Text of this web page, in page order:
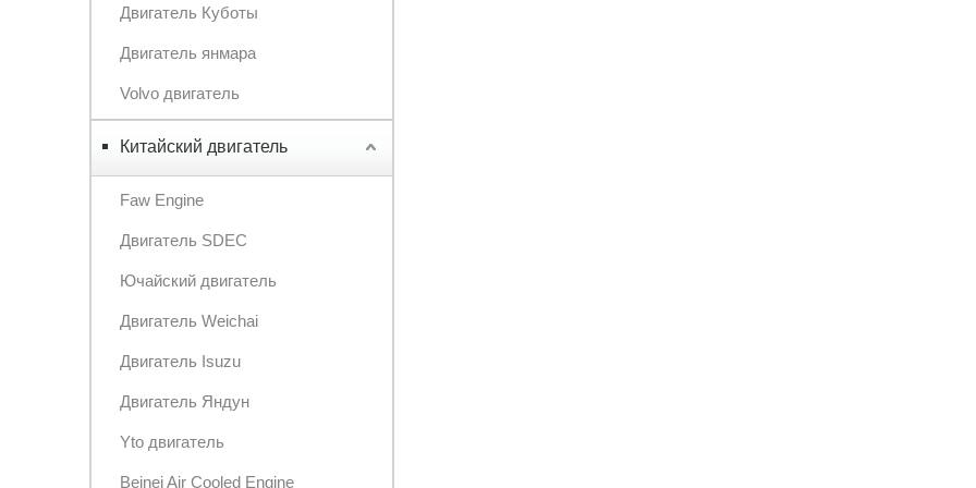
Двигатель Куботы
Двигатель янмара
Volvo двигатель
Китайский двигатель
Faw Engine
Двигатель SDEC
Ючайский двигатель
Двигатель Weichai
Двигатель Isuzu
Двигатель Яндун
Yto двигатель
Beinei Air Cooled Engine